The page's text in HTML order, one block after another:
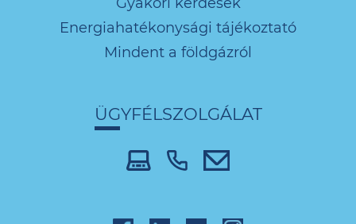
Energiahatékonysági tájékoztató
Mindent a földgázról
ÜGYFÉLSZOLGÁLAT